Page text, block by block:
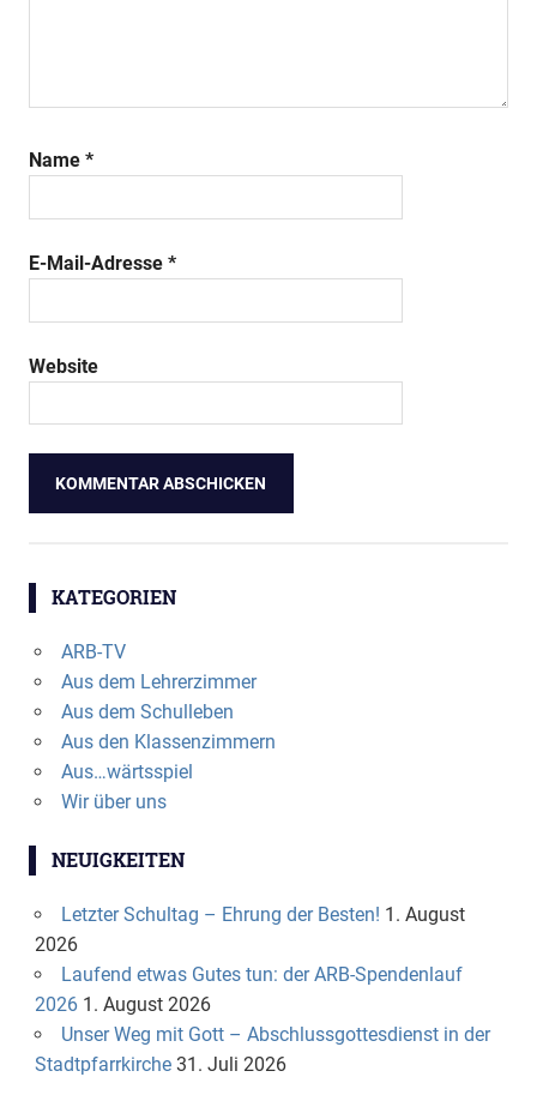
Name *
E-Mail-Adresse *
Website
KATEGORIEN
ARB-TV
Aus dem Lehrerzimmer
Aus dem Schulleben
Aus den Klassenzimmern
Aus…wärtsspiel
Wir über uns
NEUIGKEITEN
Letzter Schultag – Ehrung der Besten! 1. August
2026
Laufend etwas Gutes tun: der ARB-Spendenlauf
2026 1. August 2026
Unser Weg mit Gott – Abschlussgottesdienst in der
Stadtpfarrkirche 31. Juli 2026